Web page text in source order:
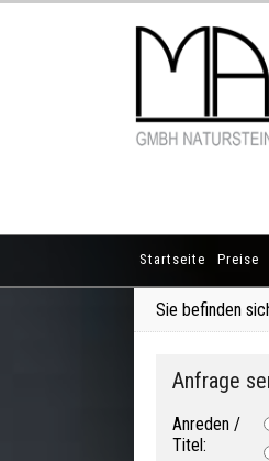
Startseite Preise
Sie befinden
Anfrage
Anreden /
Titel: